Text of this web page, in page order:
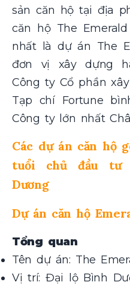
sản căn hộ tại địa
căn hộ The
nhất là dự án The
đơn vị xây dựng
Công ty Cổ phần
Tạp chí Fortune
Công ty lớn nhất
Các dự án căn hộ
tuổi chủ đầu tư
Dương
Dự án căn hộ
Tổng quan
Tên dự án: The
Vị trí: Đại lộ Bình